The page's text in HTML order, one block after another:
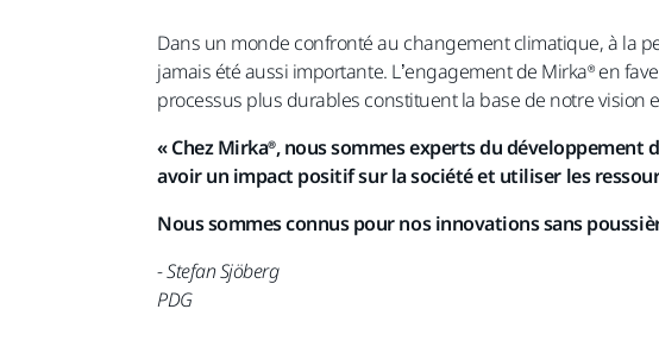
Dans un monde confronté au changement climatique, à la
jamais été aussi importante. L’engagement de Mirka® en
processus plus durables constituent la base de notre
« Chez Mirka®, nous sommes experts du
avoir un impact positif sur la société et utiliser les
Nous sommes connus pour nos innovations sans
- Stefan Sjöberg
PDG